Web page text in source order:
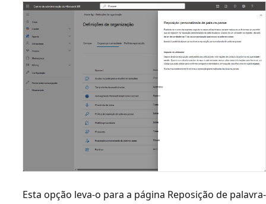
Esta opção leva-o para a página Reposição de palavra-